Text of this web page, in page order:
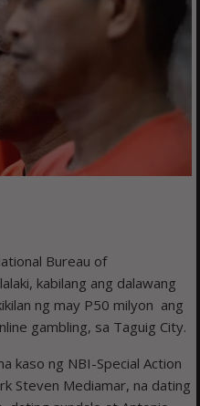
Bureau of
kabilang ang dalawang
ng may P50 milyon ang
gambling, sa Taguig City.
kaso ng NBI-Special Action
Steven Mediamar, na dating